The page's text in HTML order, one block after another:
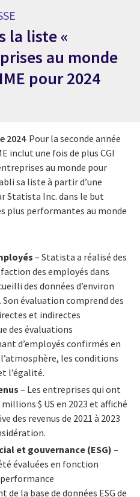
la liste «
au monde
pour 2024
2024 Pour la seconde année
inclut une fois de plus CGI
au monde pour
sa liste à partir d’une
Statista Inc. dans le but
plus performantes au monde
– Statista a réalisé des
des employés dans
des données d’environ
évaluation comprend des
et indirectes
des évaluations
d’employés confirmés en
les conditions
l’égalité.
– Les entreprises qui ont
$ US en 2023 et affiché
des revenus de 2021 à 2023
et gouvernance (ESG) –
évaluées en fonction
la base de données ESG de